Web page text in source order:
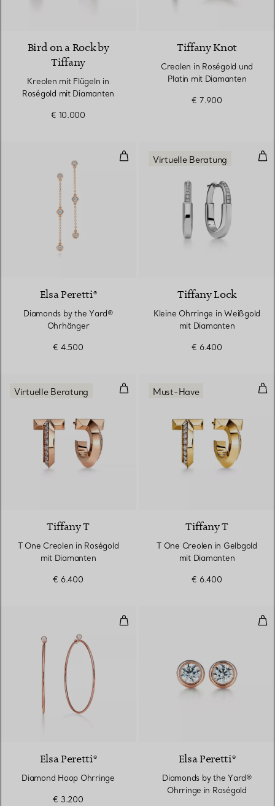
Bird on a Rock by
Tiffany
Kreolen mit Flügeln in
Roségold mit Diamanten
€ 10.000
Tiffany Knot
Creolen in Roségold und
Platin mit Diamanten
€ 7.900
Diamonds by the Yard®
Elsa Peretti®
Diamonds by the Yard®
Ohrhänger
€ 4.500
Virtuelle Beratung
Tiffany Lock
Kleine Ohrringe in Weißgold
mit Diamanten
€ 6.400
T One Creolen in Roségold mit
Virtuelle Beratung
Tiffany T
T One Creolen in Roségold
mit Diamanten
€ 6.400
T
Must-Have
Tiffany T
T One Creolen in Gelbgold
mit Diamanten
€ 6.400
Diamond Hoop Ohrringe
Elsa Peretti®
Diamond Hoop Ohrringe
€ 3.200
Elsa Peretti®
Diamonds by the Yard®
Ohrringe in Roségold